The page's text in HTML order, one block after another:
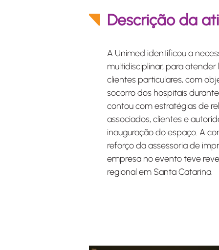
Descrição da
A Unimed identificou a
multidisciplinar, para
clientes particulares, com
socorro dos hospitais
contou com estratégias de
associados, clientes e
inauguração do espaço. A
reforço da assessoria de
empresa no evento teve
regional em Santa Catarina.